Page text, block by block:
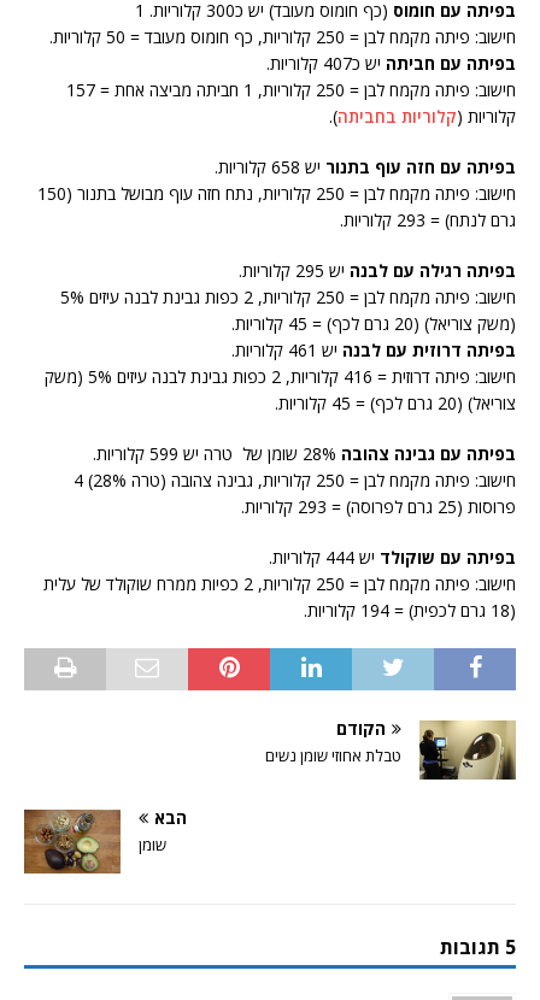
בפיתה עם חומוס (כף חומוס מעובד) יש כ300 קלוריות. 1
חישוב: פיתה מקמח לבן = 250 קלוריות, כף חומוס מעובד = 50 קלוריות.
בפיתה עם חביתה יש כ407 קלוריות.
חישוב: פיתה מקמח לבן = 250 קלוריות, 1 חביתה מביצה אחת = 157
קלוריות (קלוריות בחביתה).
בפיתה עם חזה עוף בתנור יש 658 קלוריות.
חישוב: פיתה מקמח לבן = 250 קלוריות, נתח חזה עוף מבושל בתנור (150
גרם לנתח) = 293 קלוריות.
בפיתה רגילה עם לבנה יש 295 קלוריות.
חישוב: פיתה מקמח לבן = 250 קלוריות, 2 כפות גבינת לבנה עיזים 5%
(משק צוריאל) (20 גרם לכף) = 45 קלוריות.
בפיתה דרוזית עם לבנה יש 461 קלוריות.
חישוב: פיתה דרוזית = 416 קלוריות, 2 כפות גבינת לבנה עיזים 5% (משק
צוריאל) (20 גרם לכף) = 45 קלוריות.
בפיתה עם גבינה צהובה
חישוב: פיתה מקמח לבן = 250 קלוריות, גבינה צהובה (טרה 28%) 4
פרוסות (25 גרם לפרוסה) = 293 קלוריות.
בפיתה עם שוקולד יש 444 קלוריות.
חישוב: פיתה מקמח לבן = 250 קלוריות, 2 כפיות ממרח שוקולד של עלית
(18 גרם לכפית) = 194 קלוריות.
הקודם
טבלת אחוזי שומן נשים
הבא
שומן
5 תגובות